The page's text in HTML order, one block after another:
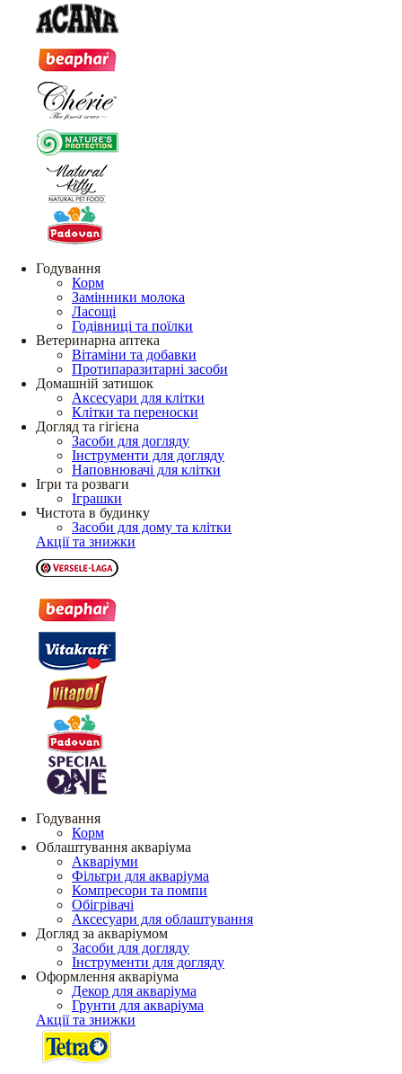
Годування
Корм
Замінники молока
Ласощі
Годівниці та поїлки
Ветеринарна аптека
Вітаміни та добавки
Протипаразитарні засоби
Домашній затишок
Аксесуари для клітки
Клітки та переноски
Догляд та гігієна
Засоби для догляду
Інструменти для догляду
Наповнювачі для клітки
Ігри та розваги
Іграшки
Чистота в будинку
Засоби для дому та клітки
Акції та знижки
Годування
Корм
Облаштування акваріума
Акваріуми
Фільтри для акваріума
Компресори та помпи
Обігрівачі
Аксесуари для облаштування
Догляд за акваріумом
Засоби для догляду
Інструменти для догляду
Оформлення акваріума
Декор для акваріума
Грунти для акваріума
Акції та знижки